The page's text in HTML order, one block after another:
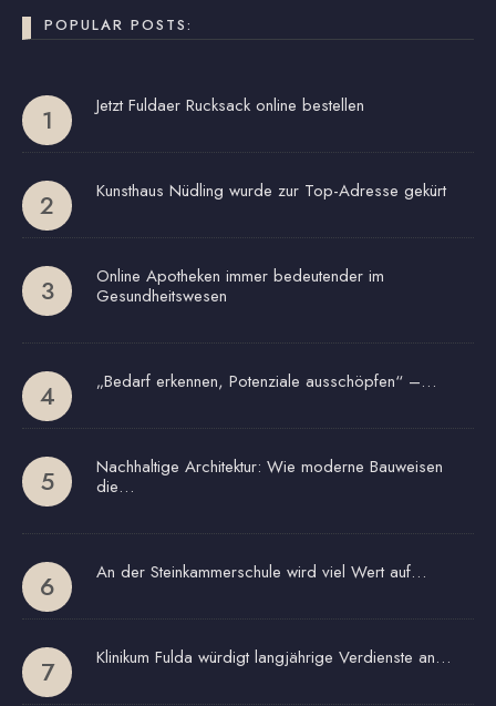
POPULAR POSTS:
Jetzt Fuldaer Rucksack online bestellen
Kunsthaus Nüdling wurde zur Top-Adresse gekürt
Online Apotheken immer bedeutender im
Gesundheitswesen
„Bedarf erkennen, Potenziale ausschöpfen“ –…
Nachhaltige Architektur: Wie moderne Bauweisen
die…
An der Steinkammerschule wird viel Wert auf…
Klinikum Fulda würdigt langjährige Verdienste an…